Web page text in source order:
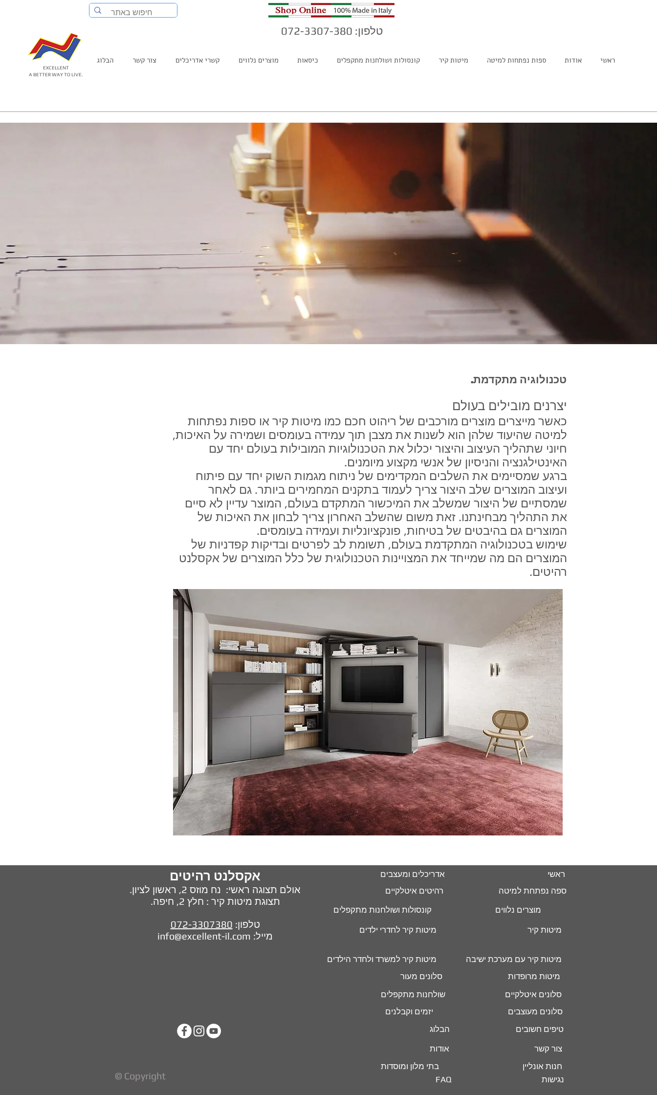
EXCELLENT
A BETTER WAY TO LIVE.
טלפון: 072-3307-380
הבלוג צור קשר קשרי אדריכלים מוצרים נלווים כיסאות קונסולות ושולחנות מתקפלים מיטות קיר ספות נפתחות למיטה אודות ראשי
טכנולוגיה מתקדמת.
יצרנים מובילים בעולם
כאשר מייצרים מוצרים מורכבים של ריהוט חכם כמו מיטות קיר או ספות נפתחות
למיטה שהיעוד שלהן הוא לשנות את מצבן תוך עמידה בעומסים ושמירה על האיכות,
חיוני שתהליך העיצוב והיצור יכלול את הטכנולוגיות המובילות בעולם יחד עם
האינטילגנציה והניסיון של אנשי מקצוע מיומנים.
ברגע שמסיימים את השלבים המקדימים של ניתוח מגמות השוק יחד עם פיתוח
ועיצוב המוצרים שלב היצור צריך לעמוד בתקנים המחמירים ביותר. גם לאחר
שמסתיים של היצור שמשלב את המיכשור המתקדם בעולם, המוצר עדיין לא סיים
את התהליך מבחינתנו. זאת משום שהשלב האחרון צריך לבחון את האיכות של
המוצרים גם בהיבטים של בטיחות, פונקציונליות ועמידה בעומסים.
שימוש בטכנולוגיה המתקדמת בעולם, תשומת לב לפרטים ובדיקות קפדניות של
המוצרים הם מה שמייחד את המצויינות הטכנולוגית של כלל המוצרים של אקסלנט
רהיטים.
אקסלנט רהיטים
אולם תצוגה ראשי: נח מוזס 2,
ראשון לציון.
תצוגת מיטות קיר : חלץ 2, חיפה.
טלפון: 072-3307380
מייל: info@excellent-il.com
אדריכלים ומעצבים
ראשי
רהיטים איטלקיים
ספה נפתחת למיטה
קונסולות ושולחנות מתקפלים
מוצרים נלווים
מיטות קיר לחדרי ילדים מיטות קיר
מיטות קיר למשרד ולחדר הילדים
מיטות קיר עם מערכת ישיבה
סלונים מעור
מיטות מרופדות
© Copyright
שולחנות מתקפלים
יזמים וקבלנים
הבלוג
אודות
בתי מלון ומוסדות
FAQ
סלונים איטלקיים
סלונים מעוצבים
טיפים חשובים
צור קשר
חנות אונליין
נגישות